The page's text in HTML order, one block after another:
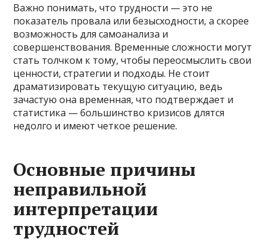
Важно понимать, что трудности — это не
показатель провала или безысходности, а скорее
возможность для самоанализа и
совершенствования. Временные сложности могут
стать толчком к тому, чтобы переосмыслить свои
ценности, стратегии и подходы. Не стоит
драматизировать текущую ситуацию, ведь
зачастую она временная, что подтверждает и
статистика — большинство кризисов длятся
недолго и имеют четкое решение.
Основные причины
неправильной
интерпретации
трудностей